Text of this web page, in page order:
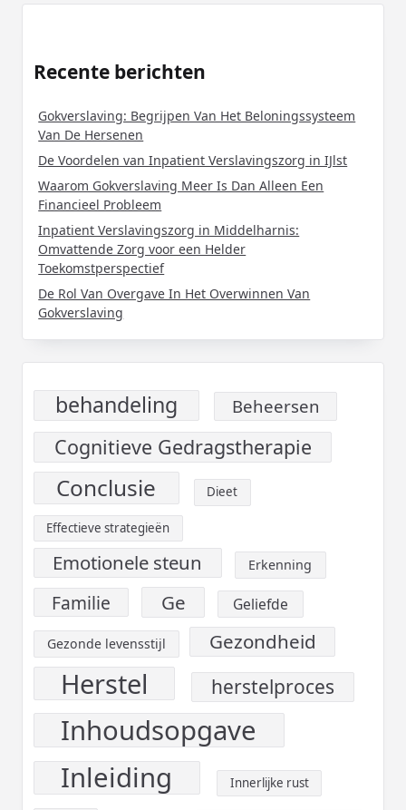
Recente berichten
Gokverslaving: Begrijpen Van Het Beloningssysteem
Van De Hersenen
De Voordelen van Inpatient Verslavingszorg in IJlst
Waarom Gokverslaving Meer Is Dan Alleen Een
Financieel Probleem
Inpatient Verslavingszorg in Middelharnis:
Omvattende Zorg voor een Helder
Toekomstperspectief
De Rol Van Overgave In Het Overwinnen Van
Gokverslaving
behandeling Beheersen
Cognitieve Gedragstherapie
Conclusie Dieet
Effectieve strategieën
Emotionele steun Erkenning
Familie Ge Geliefde
Gezonde levensstijl Gezondheid
Herstel herstelproces
Inhoudsopgave
Inleiding
Innerlijke rust